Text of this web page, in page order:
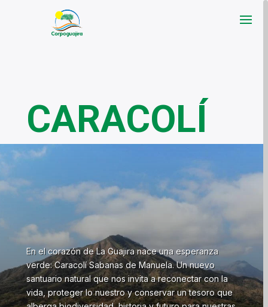
CARACOLÍ
En el corazón de La Guajira nace una esperanza
verde: Caracolí Sabanas de Manuela. Un nuevo
santuario natural que nos invita a reconectar con la
vida, proteger lo nuestro y conservar un tesoro que